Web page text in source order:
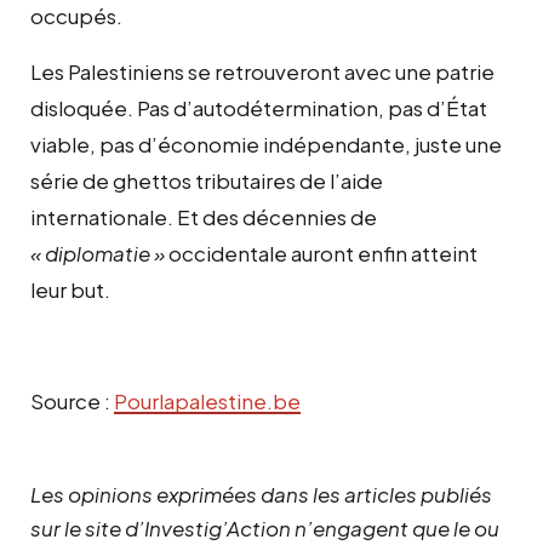
occupés.
Les Palestiniens se retrouveront avec une patrie
disloquée. Pas d’autodétermination, pas d’État
viable, pas d’économie indépendante, juste une
série de ghettos tributaires de l’aide
internationale. Et des décennies de
« diplomatie »occidentale auront enfin atteint
leur but.
Source : Pourlapalestine.be
Les opinions exprimées dans les articles publiés
sur le site d’Investig’Action n’engagent que le ou